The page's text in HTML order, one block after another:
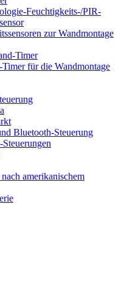
Feuchtigkeits-/PIR-
zur Wandmontage
Timer
für die Wandmontage
Bluetooth-Steuerung
amerikanischem